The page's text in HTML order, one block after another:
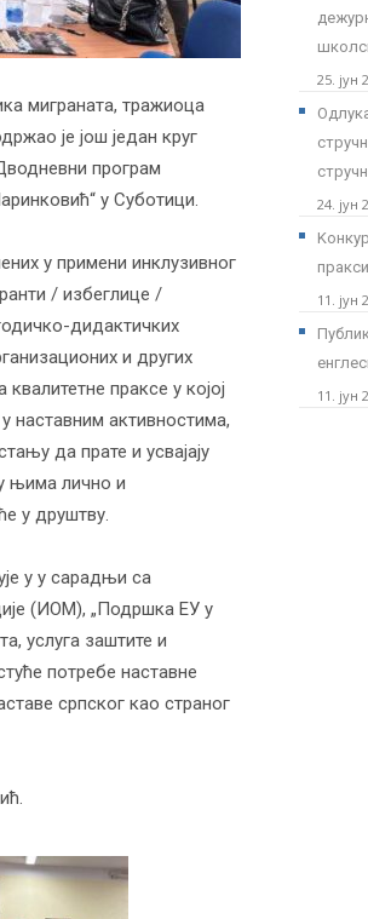
миграната, тражиоца
је још један круг
програм
у Суботици.
у примени инклузивног
/ избеглице /
дидактичких
и других
праксе у којој
наставним активностима,
да прате и усвајају
њима лично и
у друштву.
у у сарадњи са
(ИОМ), „Подршка ЕУ у
услуга заштите и
потребе наставне
српског као страног
25. јун
24. јун
11. јун
11. јун